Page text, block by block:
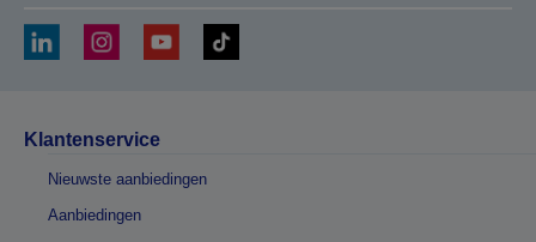
Klantenservice
Nieuwste aanbiedingen
Aanbiedingen